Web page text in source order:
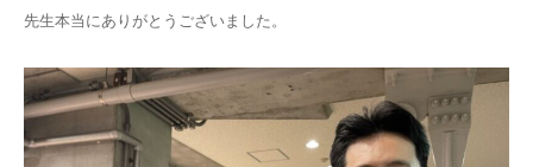
先生本当にありがとうございました。